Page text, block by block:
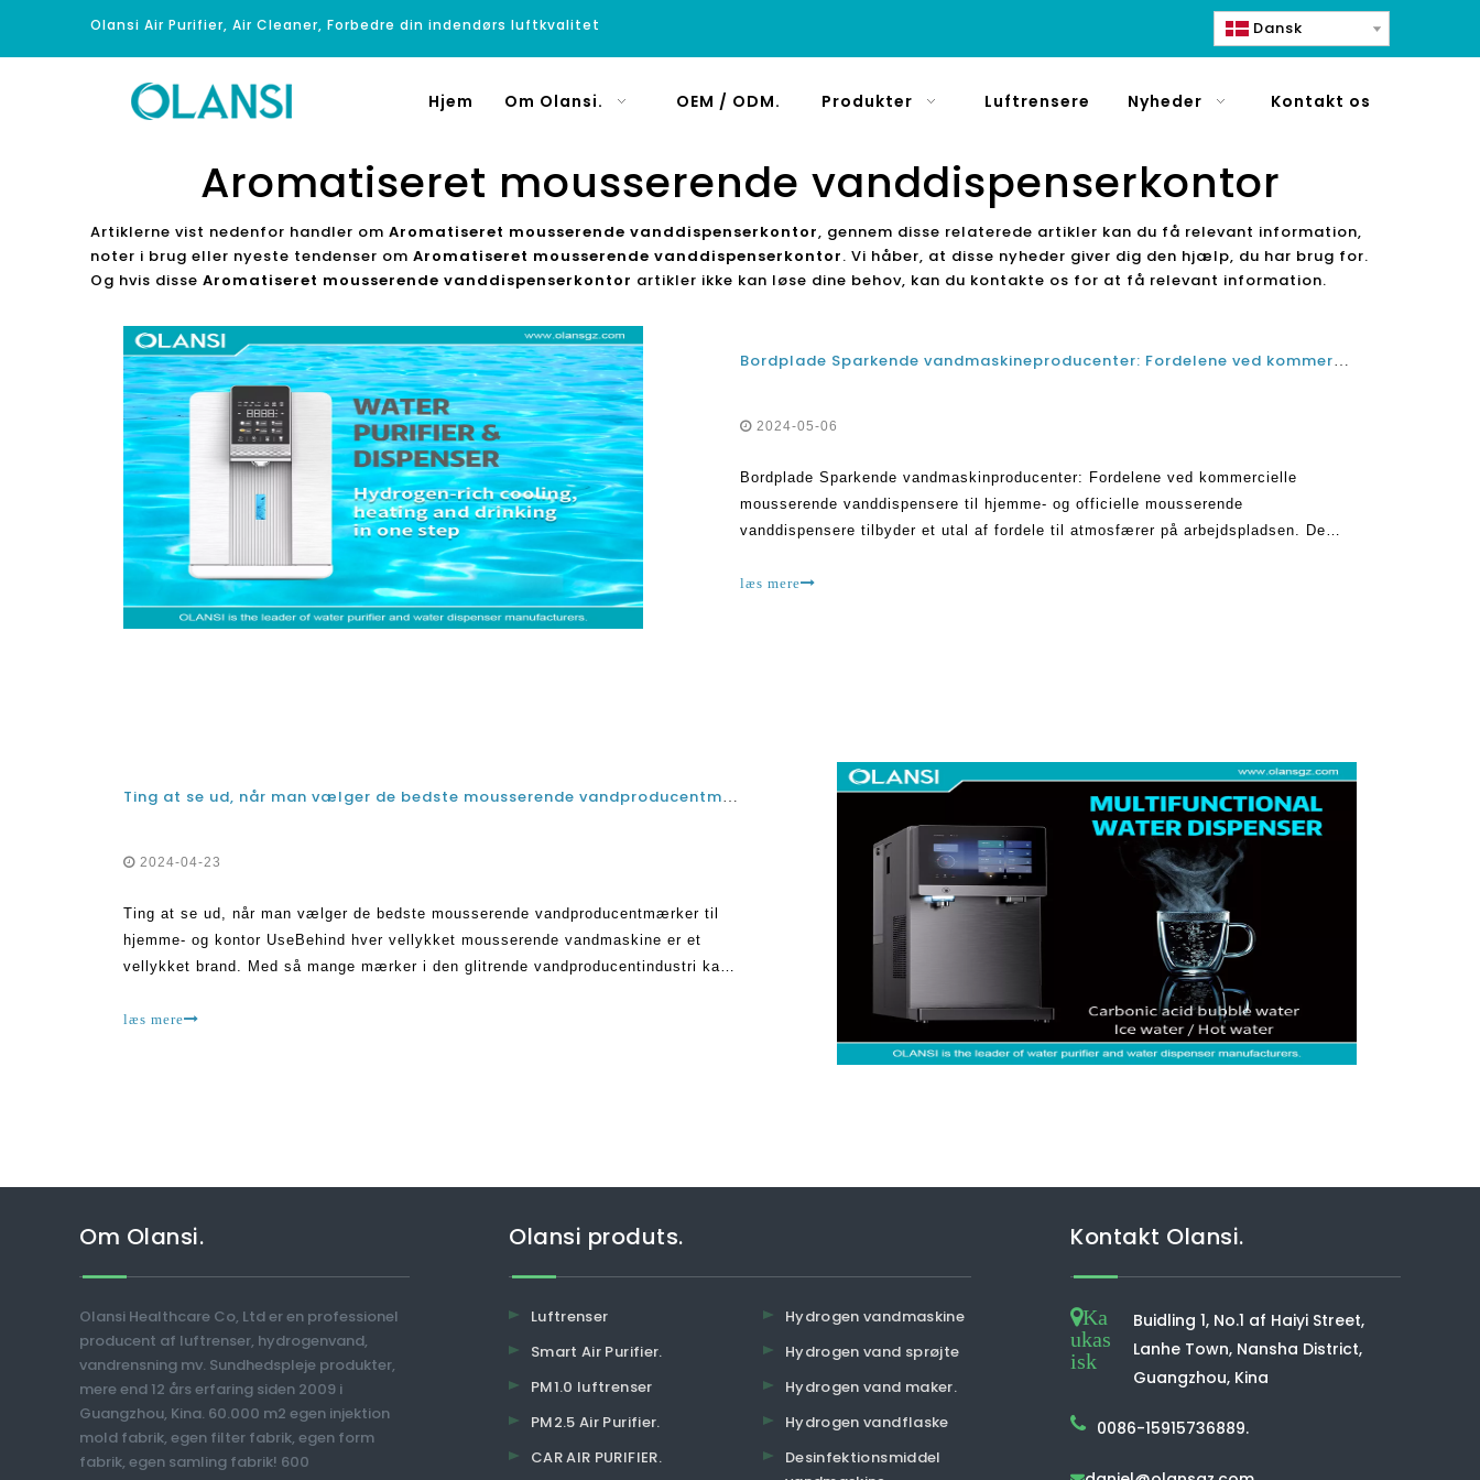
Olansi Air Purifier, Air Cleaner, Forbedre din indendørs luftkvalitet Dansk
Hjem Om Olansi. OEM / ODM. Produkter Luftrensere Nyheder Kontakt os
Aromatiseret mousserende vanddispenserkontor
Artiklerne vist nedenfor handler om Aromatiseret mousserende vanddispenserkontor, gennem disse relaterede artikler kan du få relevant information,
noter i brug eller nyeste tendenser om Aromatiseret mousserende vanddispenserkontor. Vi håber, at disse nyheder giver dig den hjælp, du har brug for.
Og hvis disse Aromatiseret mousserende vanddispenserkontor artikler ikke kan løse dine behov, kan du kontakte os for at få relevant information.
Bordplade Sparkende vandmaskineproducenter: Fordelene ved kommercielle mousserende vanddispensere til hjemme- og kontor
2024-05-06
Bordplade Sparkende vandmaskinproducenter: Fordelene ved kommercielle
mousserende vanddispensere til hjemme- og officielle mousserende
vanddispensere tilbyder et utal af fordele til atmosfærer på arbejdspladsen. De
fremmer helbredet
læs mere
Ting at se ud, når man vælger de bedste mousserende vandproducentmærker til brug af hjemme- og kontor
2024-04-23
Ting at se ud, når man vælger de bedste mousserende vandproducentmærker til
hjemme- og kontor UseBehind hver vellykket mousserende vandmaskine er et
vellykket brand. Med så mange mærker i den glitrende vandproducentindustri kan
læs mere
Om Olansi.
Olansi Healthcare Co, Ltd er en professionel
producent af luftrenser, hydrogenvand,
vandrensning mv. Sundhedspleje produkter,
mere end 12 års erfaring siden 2009 i
Guangzhou, Kina. 60.000 m2 egen injektion
mold fabrik, egen filter fabrik, egen form
fabrik, egen samling fabrik! 600
Olansi produts.
Luftrenser
Smart Air Purifier.
PM1.0 luftrenser
PM2.5 Air Purifier.
CAR AIR PURIFIER.
Hydrogen vandmaskine
Hydrogen vand sprøjte
Hydrogen vand maker.
Hydrogen vandflaske
Desinfektionsmiddel
Kontakt Olansi.
Ka
ukas
isk
Buidling 1, No.1 af Haiyi Street,
Lanhe Town, Nansha District,
Guangzhou, Kina
0086-15915736889.